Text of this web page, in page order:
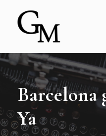
Barcelona
Ya